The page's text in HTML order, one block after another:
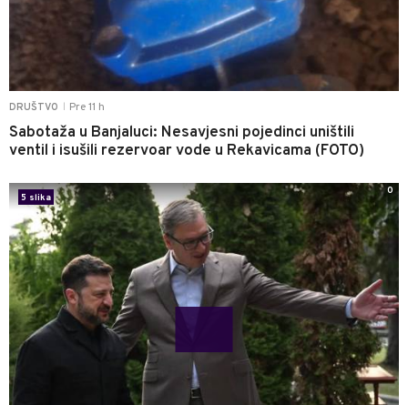
DRUŠTVO Pre 11 h
Sabotaža u Banjaluci: Nesavjesni pojedinci uništili
ventil i isušili rezervoar vode u Rekavicama (FOTO)
5 slika
0